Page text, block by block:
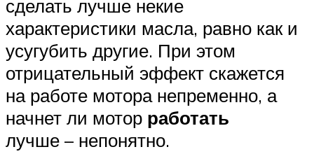
сделать лучше некие
характеристики масла, равно как и
усугубить другие. При этом
отрицательный эффект скажется
на работе мотора непременно, а
начнет ли мотор работать
лучше – непонятно.